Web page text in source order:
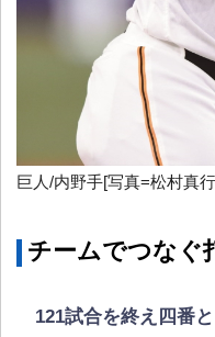
巨人/内野手[写真=松村真
チームでつなぐ
121試合を終え四番